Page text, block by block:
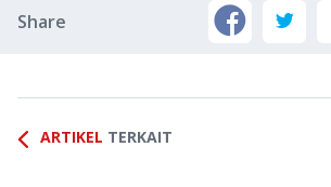
Share
ARTIKEL TERKAIT